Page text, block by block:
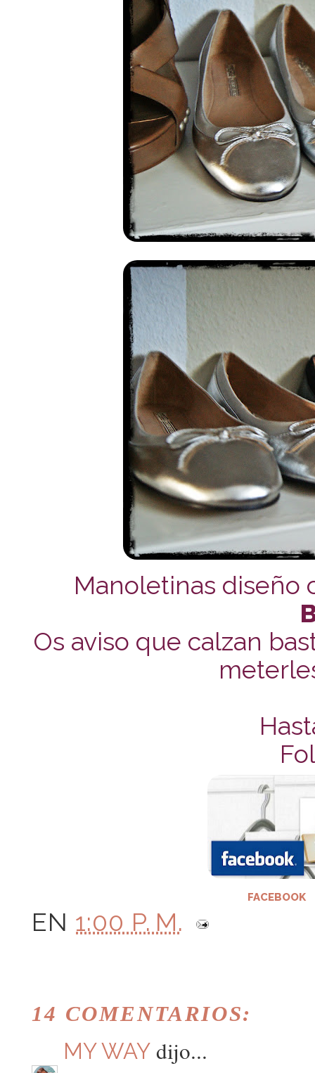
Manoletinas diseño
Os aviso que calzan
FACEBOOK
EN 1:00 P. M.
14 COMENTARIOS:
MY WAYdijo...